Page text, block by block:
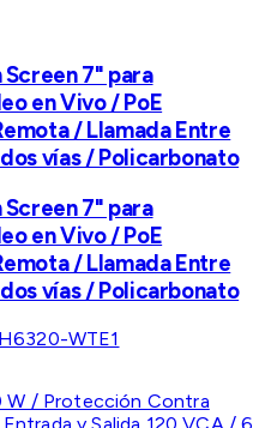
Screen 7" para
en Vivo / PoE
/ Llamada Entre
vías / Policarbonato
Screen 7" para
en Vivo / PoE
/ Llamada Entre
vías / Policarbonato
WTE1